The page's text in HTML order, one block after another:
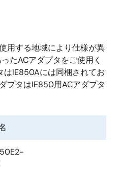
用する地域により仕様が異
たACアダプタをご使用く
はIE850Aには同梱されてお
プタはIE850用ACアダプタ